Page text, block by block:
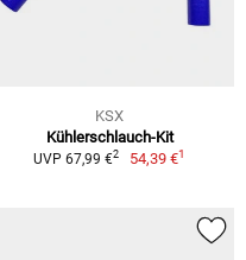
KSX
Kühlerschlauch-Kit
UVP 67,99 €2 54,39 €1